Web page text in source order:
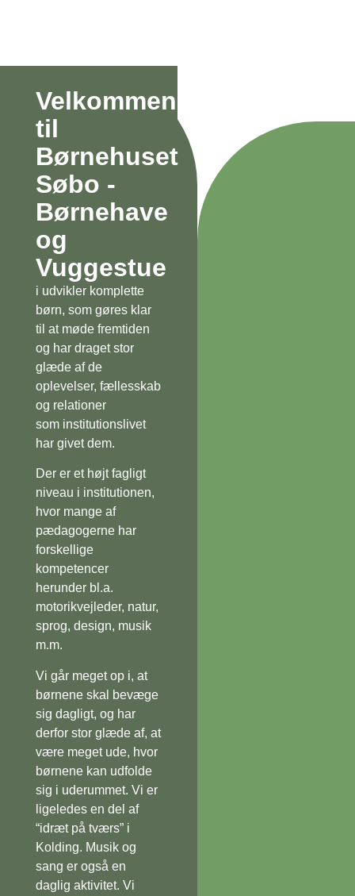
Velkommen
til
Børnehuset
Søbo -
Børnehave
og
Vuggestue
i udvikler komplette
børn, som gøres klar
til at møde fremtiden
og har draget stor
glæde af de
oplevelser, fællesskab
og relationer
som institutionslivet
har givet dem.
Der er et højt fagligt
niveau i institutionen,
hvor mange af
pædagogerne har
forskellige
kompetencer
herunder bl.a.
motorikvejleder, natur,
sprog, design, musik
m.m.
Vi går meget op i, at
børnene skal bevæge
sig dagligt, og har
derfor stor glæde af, at
være meget ude, hvor
børnene kan udfolde
sig i uderummet. Vi er
ligeledes en del af
“idræt på tværs” i
Kolding. Musik og
sang er også en
daglig aktivitet. Vi